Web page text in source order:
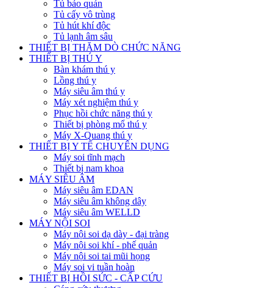
Tủ bảo quản
Tủ cấy vô trùng
Tủ hút khí độc
Tủ lạnh âm sâu
THIẾT BỊ THĂM DÒ CHỨC NĂNG
THIẾT BỊ THÚ Y
Bàn khám thú y
Lồng thú y
Máy siêu âm thú y
Máy xét nghiệm thú y
Phục hồi chức năng thú y
Thiết bị phòng mổ thú y
Máy X-Quang thú y
THIẾT BỊ Y TẾ CHUYÊN DỤNG
Máy soi tĩnh mạch
Thiết bị nam khoa
MÁY SIÊU ÂM
Máy siêu âm EDAN
Máy siêu âm không dây
Máy siêu âm WELLD
MÁY NỘI SOI
Máy nội soi dạ dày - đại tràng
Máy nội soi khí - phế quản
Máy nội soi tai mũi họng
Máy soi vi tuần hoàn
THIẾT BỊ HỒI SỨC - CẤP CỨU